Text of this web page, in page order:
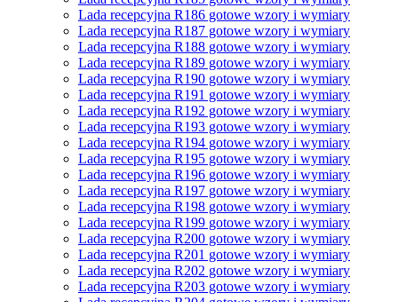
Lada recepcyjna R186 gotowe wzory i wymiary
Lada recepcyjna R187 gotowe wzory i wymiary
Lada recepcyjna R188 gotowe wzory i wymiary
Lada recepcyjna R189 gotowe wzory i wymiary
Lada recepcyjna R190 gotowe wzory i wymiary
Lada recepcyjna R191 gotowe wzory i wymiary
Lada recepcyjna R192 gotowe wzory i wymiary
Lada recepcyjna R193 gotowe wzory i wymiary
Lada recepcyjna R194 gotowe wzory i wymiary
Lada recepcyjna R195 gotowe wzory i wymiary
Lada recepcyjna R196 gotowe wzory i wymiary
Lada recepcyjna R197 gotowe wzory i wymiary
Lada recepcyjna R198 gotowe wzory i wymiary
Lada recepcyjna R199 gotowe wzory i wymiary
Lada recepcyjna R200 gotowe wzory i wymiary
Lada recepcyjna R201 gotowe wzory i wymiary
Lada recepcyjna R202 gotowe wzory i wymiary
Lada recepcyjna R203 gotowe wzory i wymiary